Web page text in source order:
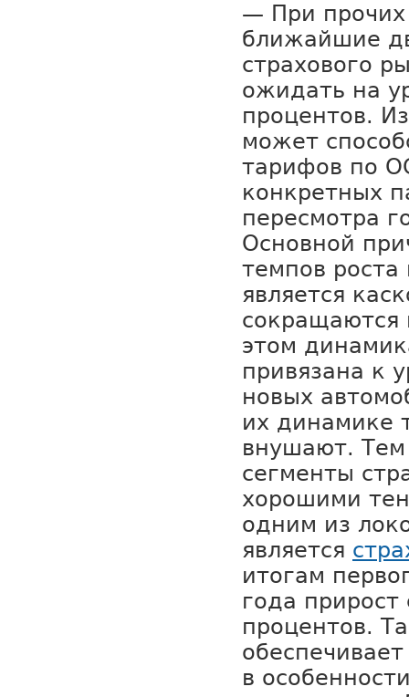
— При прочих
ближайшие
страхового
ожидать на
процентов.
может
тарифов по
конкретных
пересмотра
Основной
темпов роста
является
сокращаются
этом
привязана к
новых
их динамике
внушают. Тем
сегменты
хорошими
одним из
является
итогам
года прирост
процентов.
в